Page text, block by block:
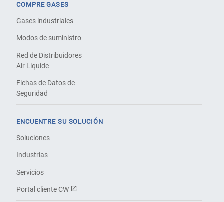
COMPRE GASES
Gases industriales
Modos de suministro
Red de Distribuidores
Air Liquide
Fichas de Datos de
Seguridad
ENCUENTRE SU SOLUCIÓN
Soluciones
Industrias
Servicios
Portal cliente CW